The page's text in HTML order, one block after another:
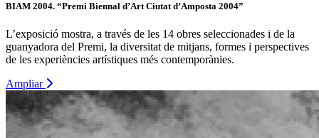
BIAM 2004. “Premi Biennal d’Art Ciutat d’Amposta 2004”
L’exposició mostra, a través de les 14 obres seleccionades i de la
guanyadora del Premi, la diversitat de mitjans, formes i perspectives
de les experiències artístiques més contemporànies.
Ampliar